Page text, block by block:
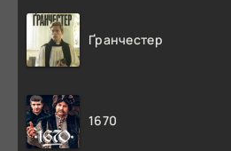
Ґранчестер
1670